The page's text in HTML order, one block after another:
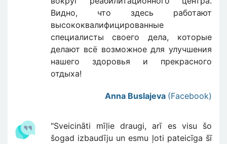
Видно, что здесь работают
высококвалифицированные
специалисты своего дела, которые
делают всё возможное для улучшения
нашего здоровья и прекрасного
отдыха!
Anna Buslajeva (Facebook)
"Sveicināti mīļie draugi, arī es visu šo
šogad izbaudīju un esmu ļoti pateicīga šī